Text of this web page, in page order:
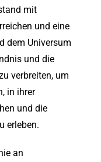
mit
und eine
dem Universum
und die
verbreiten, um
in ihrer
und die
erleben.
an